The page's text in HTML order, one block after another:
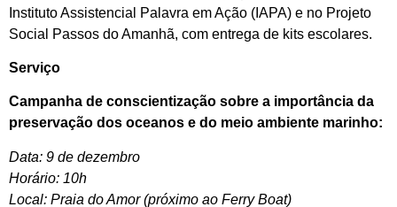
Instituto Assistencial Palavra em Ação (IAPA) e no Projeto
Social Passos do Amanhã, com entrega de kits escolares.
Serviço
Campanha de conscientização sobre a importância da
preservação dos oceanos e do meio ambiente marinho:
Data: 9 de dezembro
Horário: 10h
Local: Praia do Amor (próximo ao Ferry Boat)